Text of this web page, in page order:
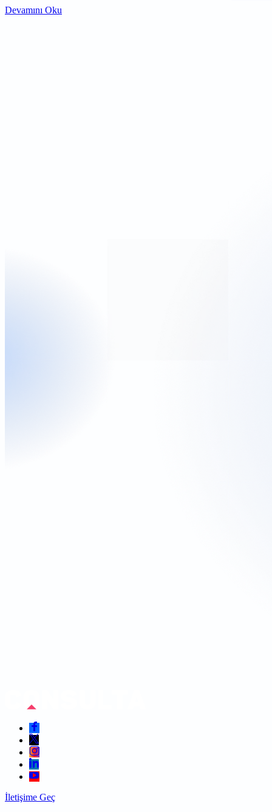
Devamını Oku
İletişime Geç